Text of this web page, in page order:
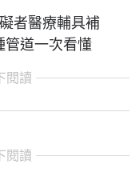
者醫療輔具補
道一次看懂
閱讀
閱讀